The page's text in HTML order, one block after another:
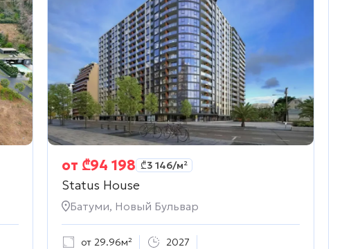
от ₾94 198 ₾3 146/м²
Status House
Батуми, Новый Бульвар
от 29.96м² 2027